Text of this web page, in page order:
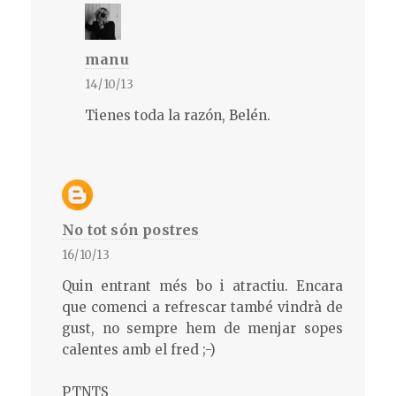
manu
14/10/13
Tienes toda la razón, Belén.
No tot són postres
16/10/13
Quin entrant més bo i atractiu. Encara
que comenci a refrescar també vindrà de
gust, no sempre hem de menjar sopes
calentes amb el fred ;-)
PTNTS